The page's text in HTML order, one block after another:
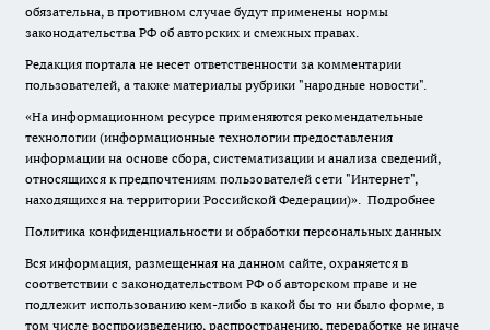
обязательна, в противном случае будут применены нормы
законодательства РФ об авторских и смежных правах.
Редакция портала не несет ответственности за комментарии
пользователей, а также материалы рубрики "народные новости".
«На информационном ресурсе применяются рекомендательные
технологии (информационные технологии предоставления
информации на основе сбора, систематизации и анализа сведений,
относящихся к предпочтениям пользователей сети "Интернет",
находящихся на территории Российской Федерации)». Подробнее
Политика конфиденциальности и обработки персональных данных
Вся информация, размещенная на данном сайте, охраняется в
соответствии с законодательством РФ об авторском праве и не
подлежит использованию кем-либо в какой бы то ни было форме, в
том числе воспроизведению, распространению, переработке не иначе